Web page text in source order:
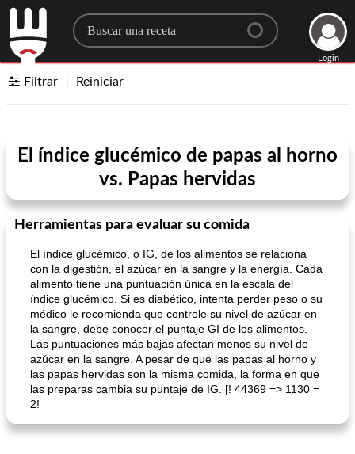
Search for a recipe
Login
Filtrar Reiniciar
El índice glucémico de papas al horno
vs. Papas hervidas
Herramientas para evaluar su comida
El índice glucémico, o IG, de los alimentos se relaciona
con la digestión, el azúcar en la sangre y la energía. Cada
alimento tiene una puntuación única en la escala del
índice glucémico. Si es diabético, intenta perder peso o su
médico le recomienda que controle su nivel de azúcar en
la sangre, debe conocer el puntaje GI de los alimentos.
Las puntuaciones más bajas afectan menos su nivel de
azúcar en la sangre. A pesar de que las papas al horno y
las papas hervidas son la misma comida, la forma en que
las preparas cambia su puntaje de IG. [! 44369 => 1130 =
2!